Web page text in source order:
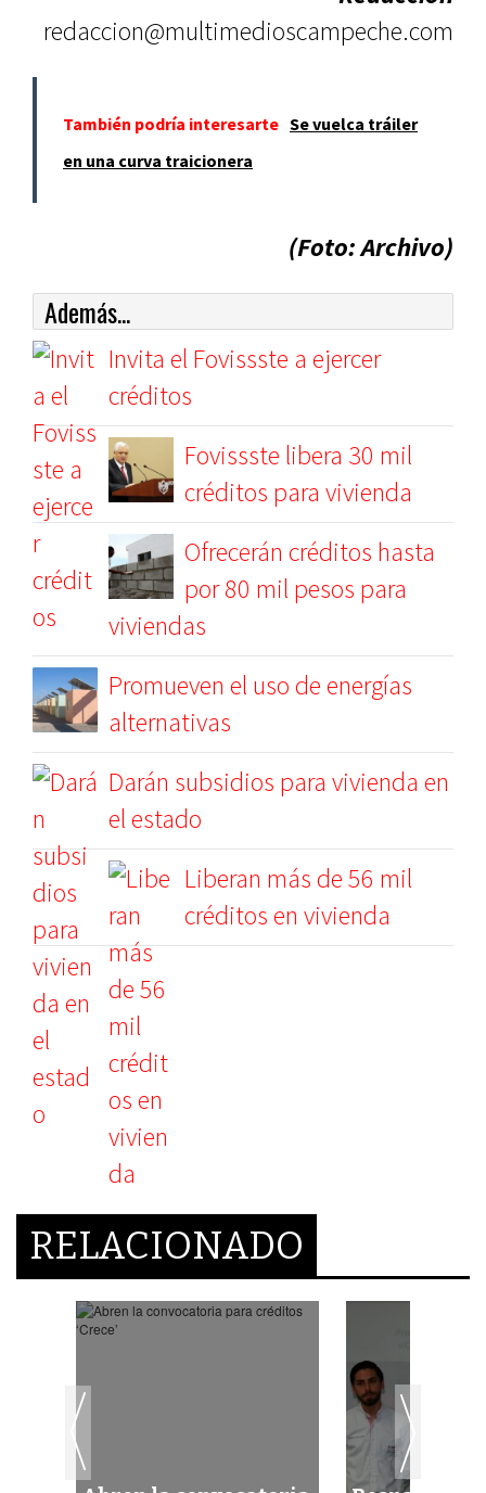
redaccion@multimedioscampeche.com
También podría interesarte Se vuelca tráiler
en una curva traicionera
(Foto: Archivo)
Además...
Invita el Fovissste a ejercer
créditos
Fovissste libera 30 mil
créditos para vivienda
Ofrecerán créditos hasta
por 80 mil pesos para
viviendas
Promueven el uso de energías
alternativas
Darán subsidios para vivienda en
el estado
Liberan más de 56 mil
créditos en vivienda
RELACIONADO